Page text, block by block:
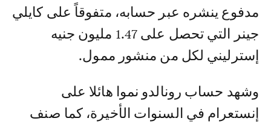
مدفوع ينشره عبر حسابه، متفوقاً على كايلي
جينر التي تحصل على 1.47 مليون جنيه
إسترليني لكل من منشور ممول.
وشهد حساب رونالدو نموا هائلا على
إنستعرام في السنوات الأخيرة، كما صنف